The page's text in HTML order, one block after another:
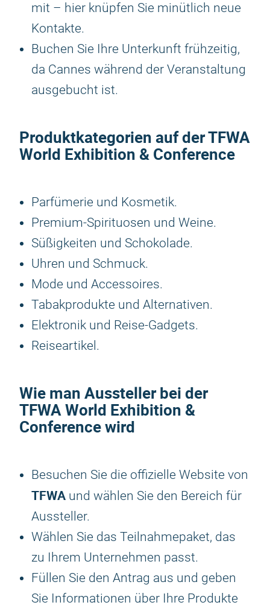
mit – hier knüpfen Sie minütlich neue
Kontakte.
Buchen Sie Ihre Unterkunft frühzeitig,
da Cannes während der Veranstaltung
ausgebucht ist.
Produktkategorien auf der TFWA
World Exhibition & Conference
Parfümerie und Kosmetik.
Premium-Spirituosen und Weine.
Süßigkeiten und Schokolade.
Uhren und Schmuck.
Mode und Accessoires.
Tabakprodukte und Alternativen.
Elektronik und Reise-Gadgets.
Reiseartikel.
Wie man Aussteller bei der
TFWA World Exhibition &
Conference wird
Besuchen Sie die offizielle Website von
TFWA und wählen Sie den Bereich für
Aussteller.
Wählen Sie das Teilnahmepaket, das
zu Ihrem Unternehmen passt.
Füllen Sie den Antrag aus und geben
Sie Informationen über Ihre Produkte